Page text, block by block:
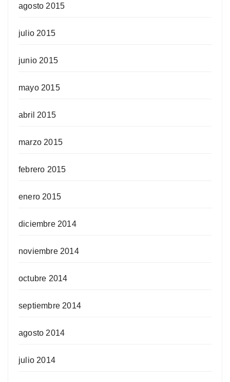
agosto 2015
julio 2015
junio 2015
mayo 2015
abril 2015
marzo 2015
febrero 2015
enero 2015
diciembre 2014
noviembre 2014
octubre 2014
septiembre 2014
agosto 2014
julio 2014